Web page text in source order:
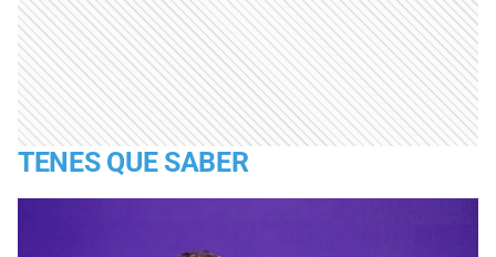
TENES QUE SABER